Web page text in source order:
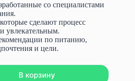
со специалистами
сделают процесс
увлекательным.
по питанию,
и цели.
В корзину